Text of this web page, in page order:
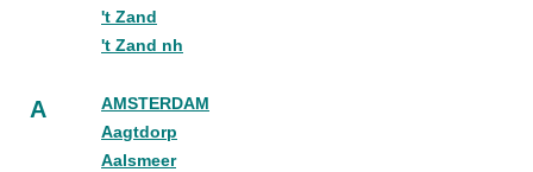
't Zand
't Zand nh
A
AMSTERDAM
Aagtdorp
Aalsmeer